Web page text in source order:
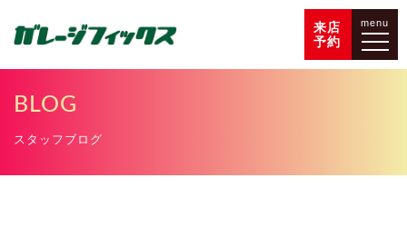
来店
予約
menu
BLOG
スタッフブログ